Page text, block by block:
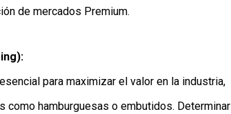
de mercados Premium.
para maximizar el valor en la industria,
hamburguesas o embutidos. Determinar